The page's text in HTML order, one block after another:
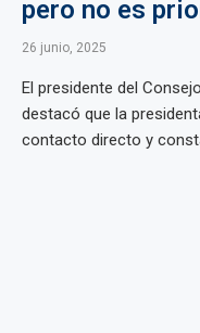
pero no es
26 junio, 2025
El presidente del
destacó que la
contacto directo y